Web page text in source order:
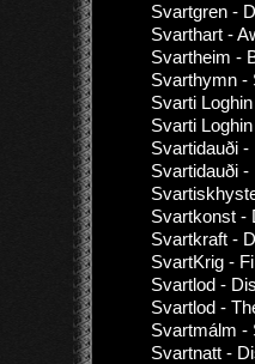
Svartgren -
Svarthart -
Svartheim -
Svarthymn -
Svarti
Svarti
Svartidauði
Svartidauði
Svartkonst -
Svartkraft -
SvartKrig -
Svartlod -
Svartlod -
Svartmálm -
Svartnatt -